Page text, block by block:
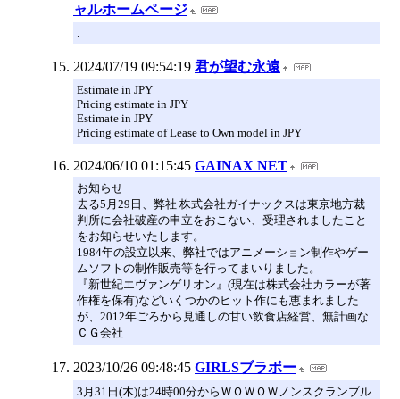
ャルホームページ
2024/07/19 09:54:19 君が望む永遠
Estimate in JPY
Pricing estimate in JPY
Estimate in JPY
Pricing estimate of Lease to Own model in JPY
2024/06/10 01:15:45 GAINAX NET
お知らせ
去る5月29日、弊社 株式会社ガイナックスは東京地方裁
判所に会社破産の申立をおこない、受理されましたこと
をお知らせいたします。
1984年の設立以来、弊社ではアニメーション制作やゲー
ムソフトの制作販売等を行ってまいりました。
『新世紀エヴァンゲリオン』(現在は株式会社カラーが著
作権を保有)などいくつかのヒット作にも恵まれました
が、2012年ごろから見通しの甘い飲食店経営、無計画な
ＣＧ会社
2023/10/26 09:48:45 GIRLSブラボー
3月31日(木)は24時00分からＷＯＷＯＷノンスクランブル